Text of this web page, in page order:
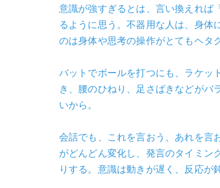
意識が強すぎるとは、言い換えれば
るように思う。不器用な人は、身体
のは身体や思考の操作がとてもヘタ
バットでボールを打つにも、ラケッ
き、腰のひねり、足さばきなどが
いから。
会話でも、これを言おう、あれを言
がどんどん変化し、発言のタイミン
りする。意識は動きが遅く、反応が